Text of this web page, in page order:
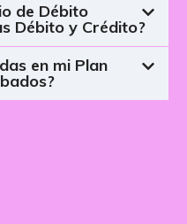
de Débito
Débito y Crédito?
en mi Plan